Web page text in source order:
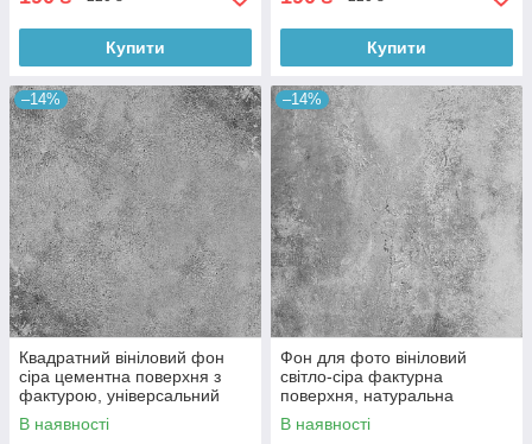
Купити Купити
–14%
Квадратний вініловий фон
сіра цементна поверхня з
фактурою, універсальний
фотофон для зйомки 60x60
см, №550659
В наявності
–14%
Фон для фото вініловий
світло-сіра фактурна
поверхня, натуральна
бетонна текстура, 60x60 см,
№550413
В наявності